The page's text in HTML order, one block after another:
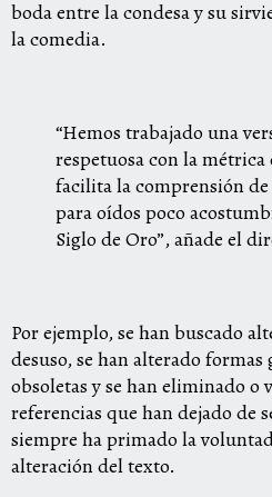
boda entre la condesa y su
la comedia.
“Hemos trabajado una
respetuosa con la
facilita la comprensión
para oídos poco
Siglo de Oro”, añade el
Por ejemplo, se han buscado
desuso, se han alterado
obsoletas y se han eliminado o
referencias que han dejado de
siempre ha primado la
alteración del texto.